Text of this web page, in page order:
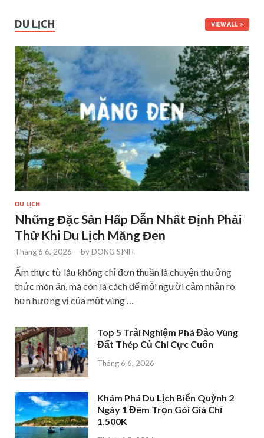
DU LỊCH VIEW ALL
DU LỊCH
Những Đặc Sản Hấp Dẫn Nhất Định Phải
Thử Khi Du Lịch Măng Đen
Tháng 6 6, 2026 - by DONG SINH
Ẩm thực từ lâu không chỉ đơn thuần là chuyện thưởng
thức món ăn, mà còn là cách để mỗi người cảm nhận rõ
hơn hương vị của một vùng …
Top 5 Trải Nghiệm Phá Đảo Vùng
Đất Thép Củ Chi Cực Cuốn
Tháng 6 6, 2026
Khám Phá Du Lịch Biển Quỳnh 2
Ngày 1 Đêm Trọn Gói Giá Chỉ
1.500K